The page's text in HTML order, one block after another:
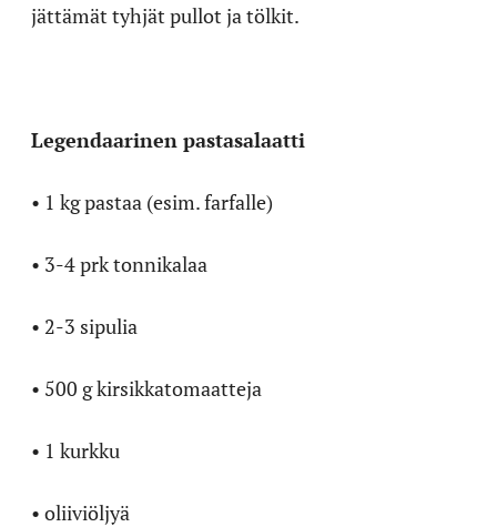
jättämät tyhjät pullot ja tölkit.
Legendaarinen pastasalaatti
• 1 kg pastaa (esim. farfalle)
• 3-4 prk tonnikalaa
• 2-3 sipulia
• 500 g kirsikkatomaatteja
• 1 kurkku
• oliiviöljyä